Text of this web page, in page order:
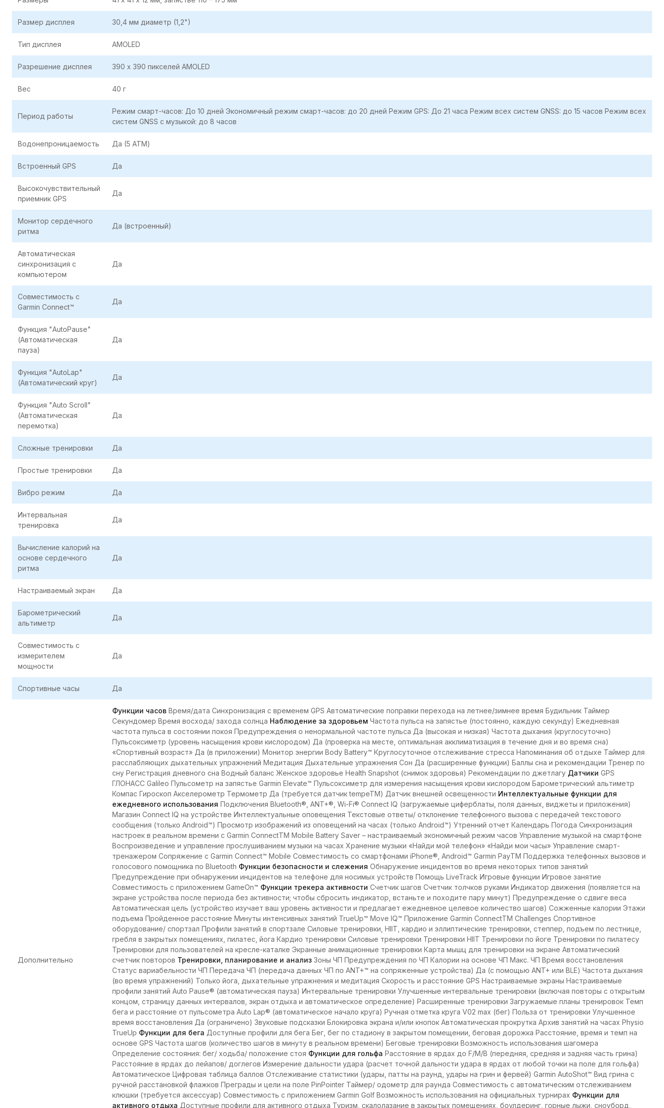
Размер дисплея 30,4 мм диаметр (1,2")
Тип дисплея AMOLED
Разрешение дисплея 390 х 390 пикселей AMOLED
Вес 40 г
Период работы
Режим смарт-часов: До 10 дней Экономичный режим смарт-часов: до 20 дней Режим GPS: До 21 часа Режим всех систем GNSS: до 15 часов Режим всех
систем GNSS с музыкой: до 8 часов
Водонепроницаемость Да (5 ATM)
Встроенный GPS Да
Высокочувствительный
приемник GPS
Да
Монитор сердечного
ритма
Да (встроенный)
Автоматическая
синхронизация с
компьютером
Да
Совместимость с
Garmin Connect™
Да
Функция "AutoPause"
(Автоматическая
пауза)
Да
Функция "AutoLap"
(Автоматический круг)
Да
Функция "Auto Scroll"
(Автоматическая
перемотка)
Да
Сложные тренировки Да
Простые тренировки Да
Вибро режим Да
Интервальная
тренировка
Да
Вычисление калорий на
основе сердечного
ритма
Да
Настраиваемый экран Да
Барометрический
альтиметр
Да
Совместимость с
измерителем
мощности
Да
Спортивные часы Да
Дополнительно
Функции часов Время/дата Синхронизация с временем GPS Автоматические поправки перехода на летнее/зимнее время Будильник Таймер
Секундомер Время восхода/ захода солнца Наблюдение за здоровьем Частота пульса на запястье (постоянно, каждую секунду) Ежедневная
частота пульса в состоянии покоя Предупреждения о ненормальной частоте пульса Да (высокая и низкая) Частота дыхания (круглосуточно)
Пульсоксиметр (уровень насыщения крови кислородом) Да (проверка на месте, оптимальная акклиматизация в течение дня и во время сна)
«Спортивный возраст» Да (в приложении) Монитор энергии Body Battery™ Круглосуточное отслеживание стресса Напоминания об отдыхе Таймер для
расслабляющих дыхательных упражнений Медитация Дыхательные упражнения Сон Да (расширенные функции) Баллы сна и рекомендации Тренер по
сну Регистрация дневного сна Водный баланс Женское здоровье Health Snapshot (снимок здоровья) Рекомендации по джетлагу Датчики GPS
ГЛОНАСС Galileo Пульсометр на запястье Garmin Elevate™ Пульсоксиметр для измерения насыщения крови кислородом Барометрический альтиметр
Компас Гироскоп Акселерометр Термометр Да (требуется датчик tempeTM) Датчик внешней освещенности Интеллектуальные функции для
ежедневного использования Подключения Bluetooth®, ANT+®, Wi-Fi® Connect IQ (загружаемые циферблаты, поля данных, виджеты и приложения)
Магазин Connect IQ на устройстве Интеллектуальные оповещения Текстовые ответы/ отклонение телефонного вызова с передачей текстового
сообщения (только Android™) Просмотр изображений из оповещений на часах (только Android™) Утренний отчет Календарь Погода Синхронизация
настроек в реальном времени с Garmin ConnectTM Mobile Battery Saver – настраиваемый экономичный режим часов Управление музыкой на смартфоне
Воспроизведение и управление прослушиванием музыки на часах Хранение музыки «Найди мой телефон» «Найди мои часы» Управление смарт-
тренажером Сопряжение с Garmin Connect™ Mobile Совместимость со смартфонами iPhone®, Android™ Garmin PayTM Поддержка телефонных вызовов и
голосового помощника по Bluetooth Функции безопасности и слежения Обнаружение инцидентов во время некоторых типов занятий
Предупреждение при обнаружении инцидентов на телефоне для носимых устройств Помощь LiveTrack Игровые функции Игровое занятие
Совместимость с приложением GameOn™ Функции трекера активности Счетчик шагов Счетчик толчков руками Индикатор движения (появляется на
экране устройства после периода без активности; чтобы сбросить индикатор, встаньте и походите пару минут) Предупреждение о сдвиге веса
Автоматическая цель (устройство изучает ваш уровень активности и предлагает ежедневное целевое количество шагов) Сожженные калории Этажи
подъема Пройденное расстояние Минуты интенсивных занятий TrueUp™ Move IQ™ Приложение Garmin ConnectTM Challenges Спортивное
оборудование/ спортзал Профили занятий в спортзале Силовые тренировки, HIIT, кардио и эллиптические тренировки, степпер, подъем по лестнице,
гребля в закрытых помещениях, пилатес, йога Кардио тренировки Силовые тренировки Тренировки HIIT Тренировки по йоге Тренировки по пилатесу
Тренировки для пользователей на кресле-каталке Экранные анимационные тренировки Карта мышц для тренировки на экране Автоматический
счетчик повторов Тренировки, планирование и анализ Зоны ЧП Предупреждения по ЧП Калории на основе ЧП Макс. ЧП Время восстановления
Статус вариабельности ЧП Передача ЧП (передача данных ЧП по ANT+™ на сопряженные устройства) Да (с помощью ANT+ или BLE) Частота дыхания
(во время упражнений) Только йога, дыхательные упражнения и медитация Скорость и расстояние GPS Настраиваемые экраны Настраиваемые
профили занятий Auto Pause® (автоматическая пауза) Интервальные тренировки Улучшенные интервальные тренировки (включая повторы с открытым
концом, страницу данных интервалов, экран отдыха и автоматическое определение) Расширенные тренировки Загружаемые планы тренировок Темп
бега и расстояние от пульсометра Auto Lap® (автоматическое начало круга) Ручная отметка круга V02 max (бег) Польза от тренировки Улучшенное
время восстановления Да (ограничено) Звуковые подсказки Блокировка экрана и/или кнопок Автоматическая прокрутка Архив занятий на часах Physio
TrueUp Функции для бега Доступные профили для бега Бег, бег по стадиону в закрытом помещении, беговая дорожка Расстояние, время и темп на
основе GPS Частота шагов (количество шагов в минуту в реальном времени) Беговые тренировки Возможность использования шагомера
Определение состояния: бег/ ходьба/ положение стоя Функции для гольфа Расстояние в ярдах до F/M/B (передняя, средняя и задняя часть грина)
Расстояние в ярдах до лейапов/ доглегов Измерение дальности удара (расчет точной дальности удара в ярдах от любой точки на поле для гольфа)
Автоматическое Цифровая таблица баллов Отслеживание статистики (удары, патты на раунд, удары на грин и фервей) Garmin AutoShot™ Вид грина с
ручной расстановкой флажков Преграды и цели на поле PinPointer Таймер/ одометр для раунда Совместимость с автоматическим отслеживанием
клюшки (требуется аксессуар) Совместимость с приложением Garmin Golf Возможность использования на официальных турнирах Функции для
активного отдыха Доступные профили для активного отдыха Туризм, скалолазание в закрытых помещениях, боулдеринг, горные лыжи, сноуборд,